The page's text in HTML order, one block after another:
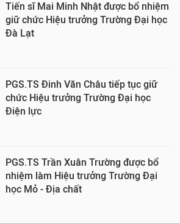
Tiến sĩ Mai Minh Nhật được bổ nhiệm
giữ chức Hiệu trưởng Trường Đại học
Đà Lạt
PGS.TS Đinh Văn Châu tiếp tục giữ
chức Hiệu trưởng Trường Đại học
Điện lực
PGS.TS Trần Xuân Trường được bổ
nhiệm làm Hiệu trưởng Trường Đại
học Mỏ - Địa chất